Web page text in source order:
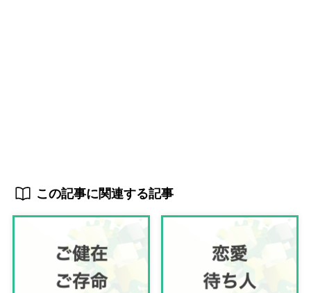
この記事に関連する記事